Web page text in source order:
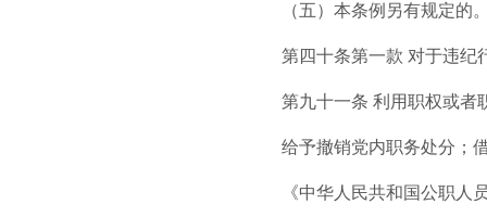
（五）本条例另有规定的
第四十条第一款 对于违纪
第九十一条 利用职权或者
给予撤销党内职务处分；
《中华人民共和国公职人